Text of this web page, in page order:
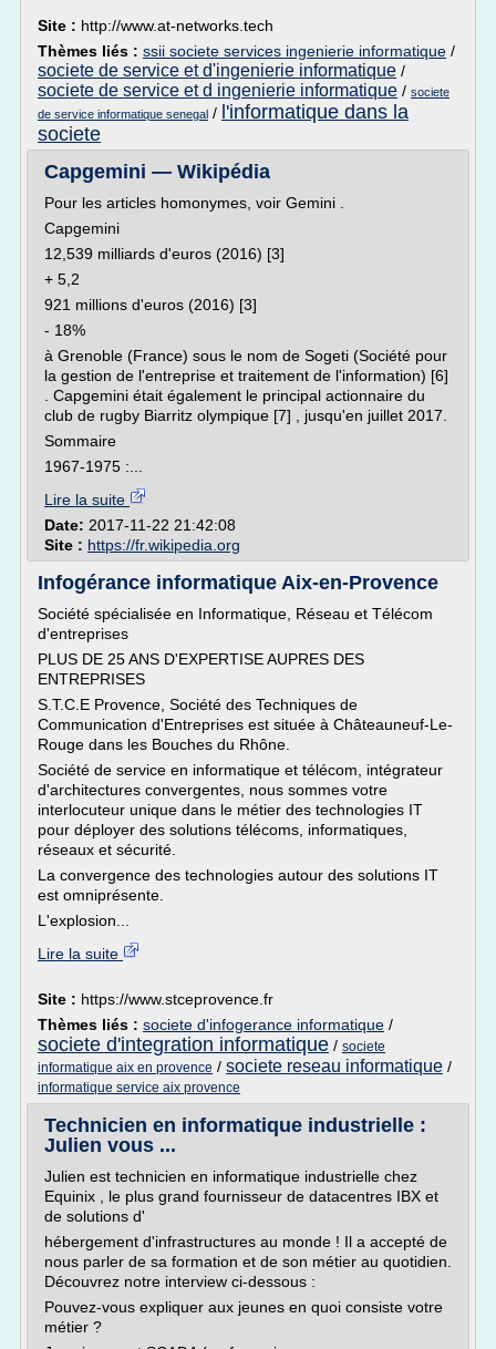
Site : http://www.at-networks.tech
Thèmes liés : ssii societe services ingenierie informatique /
societe de service et d'ingenierie informatique /
societe de service et d ingenierie informatique / societe
de service informatique senegal / l'informatique dans la
societe
Capgemini — Wikipédia
Pour les articles homonymes, voir Gemini .
Capgemini
12,539 milliards d'euros (2016) [3]
+ 5,2
921 millions d'euros (2016) [3]
- 18%
à Grenoble (France) sous le nom de Sogeti (Société pour
la gestion de l'entreprise et traitement de l'information) [6]
. Capgemini était également le principal actionnaire du
club de rugby Biarritz olympique [7] , jusqu'en juillet 2017.
Sommaire
1967-1975 :...
Lire la suite
Date: 2017-11-22 21:42:08
Site : https://fr.wikipedia.org
Infogérance informatique Aix-en-Provence
Société spécialisée en Informatique, Réseau et Télécom
d'entreprises
PLUS DE 25 ANS D'EXPERTISE AUPRES DES
ENTREPRISES
S.T.C.E Provence, Société des Techniques de
Communication d'Entreprises est située à Châteauneuf-Le-
Rouge dans les Bouches du Rhône.
Société de service en informatique et télécom, intégrateur
d'architectures convergentes, nous sommes votre
interlocuteur unique dans le métier des technologies IT
pour déployer des solutions télécoms, informatiques,
réseaux et sécurité.
La convergence des technologies autour des solutions IT
est omniprésente.
L'explosion...
Lire la suite
Site : https://www.stceprovence.fr
Thèmes liés : societe d'infogerance informatique /
societe d'integration informatique / societe
informatique aix en provence / societe reseau informatique /
informatique service aix provence
Technicien en informatique industrielle :
Julien vous ...
Julien est technicien en informatique industrielle chez
Equinix , le plus grand fournisseur de datacentres IBX et
de solutions d'
hébergement d'infrastructures au monde ! Il a accepté de
nous parler de sa formation et de son métier au quotidien.
Découvrez notre interview ci-dessous :
Pouvez-vous expliquer aux jeunes en quoi consiste votre
métier ?